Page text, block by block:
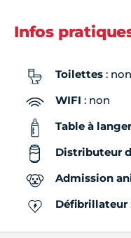
Infos
Toilettes : non
WIFI : non
Table à langer
Distributeur
Admission
Défibrillateur